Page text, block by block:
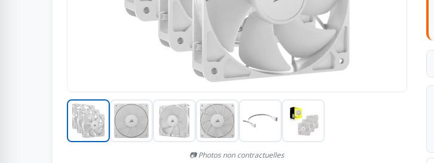
📷 Photos non contractuelles